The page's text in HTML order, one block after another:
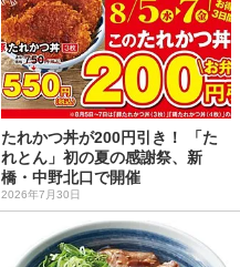
たれかつ丼が200円引き！ 「た
れとん」初の夏の感謝祭、新
橋・中野北口で開催
2026年7月30日